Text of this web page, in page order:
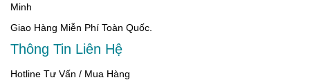
Minh
Giao Hàng Miễn Phí Toàn Quốc.
Thông Tin Liên Hệ
Hotline Tư Vấn / Mua Hàng